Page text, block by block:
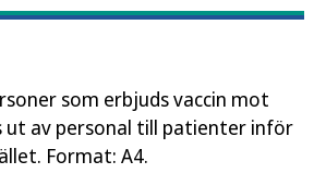
som erbjuds vaccin mot
ut av personal till patienter inför
Format: A4.